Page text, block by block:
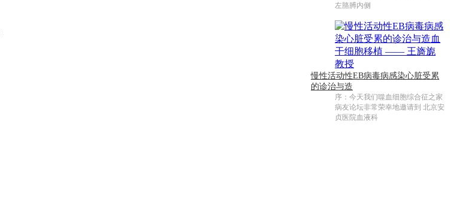
左胳膊内侧
慢性活动性EB病毒病感染心脏受累
的诊治与造
序：今天我们噬血细胞综合征之家
病友论坛非常荣幸地邀请到 北京安
贞医院血液科